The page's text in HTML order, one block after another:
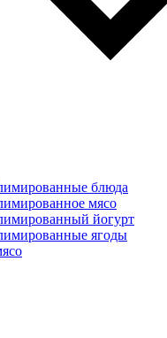
блюда
мясо
йогурт
ягоды